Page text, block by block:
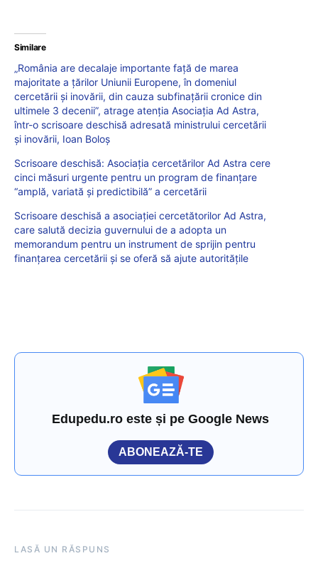
Similare
„România are decalaje importante față de marea
majoritate a țărilor Uniunii Europene, în domeniul
cercetării și inovării, din cauza subfinațării cronice din
ultimele 3 decenii”, atrage atenția Asociația Ad Astra,
într-o scrisoare deschisă adresată ministrului cercetării
și inovării, Ioan Boloș
Scrisoare deschisă: Asociația cercetărilor Ad Astra cere
cinci măsuri urgente pentru un program de finanțare
“amplă, variată și predictibilă” a cercetării
Scrisoare deschisă a asociației cercetătorilor Ad Astra,
care salută decizia guvernului de a adopta un
memorandum pentru un instrument de sprijin pentru
finanțarea cercetării și se oferă să ajute autoritățile
Edupedu.ro este și pe Google News
ABONEAZĂ-TE
LASĂ UN RĂSPUNS